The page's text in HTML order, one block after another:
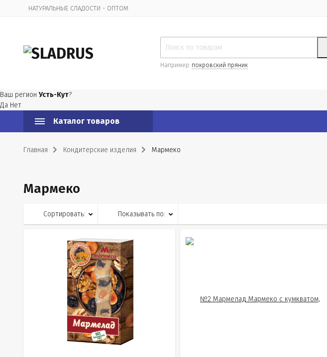
НАТУРАЛЬНЫЕ СЛАДОСТИ - ОПТОМ
Например: покровский пряник
Ваш регион Усть-Кут?
Да Нет
Каталог товаров
Главная Кондитерские изделия Мармеко
Мармеко
Сортировать: Показывать по: